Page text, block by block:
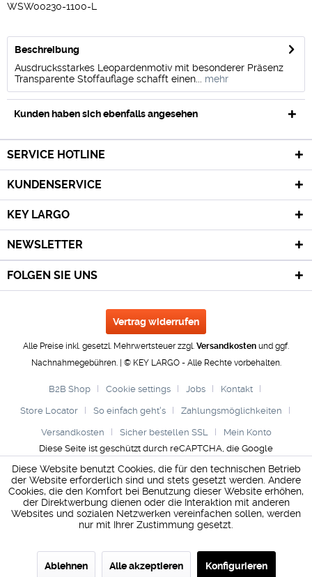
WSW00230-1100-L
Beschreibung
Ausdrucksstarkes Leopardenmotiv mit besonderer Präsenz
Transparente Stoffauflage schafft einen...
mehr
Kunden haben sich ebenfalls angesehen
SERVICE HOTLINE
KUNDENSERVICE
KEY LARGO
NEWSLETTER
FOLGEN SIE UNS
Vertrag widerrufen
Alle Preise inkl. gesetzl. Mehrwertsteuer zzgl. Versandkosten und ggf.
Nachnahmegebühren. | © KEY LARGO - Alle Rechte vorbehalten.
B2B Shop Cookie settings Jobs Kontakt
Store Locator So einfach geht's Zahlungsmöglichkeiten
Versandkosten Sicher bestellen SSL
Mein Konto
Diese Seite ist geschützt durch reCAPTCHA, die Google
DatenschutzerklärungundNutzungsbedingungengelten.
Diese Website benutzt Cookies, die für den technischen Betrieb
der Website erforderlich sind und stets gesetzt werden. Andere
Cookies, die den Komfort bei Benutzung dieser Website erhöhen,
der Direktwerbung dienen oder die Interaktion mit anderen
Websites und sozialen Netzwerken vereinfachen sollen, werden
nur mit Ihrer Zustimmung gesetzt.
Ablehnen Alle akzeptieren Konfigurieren